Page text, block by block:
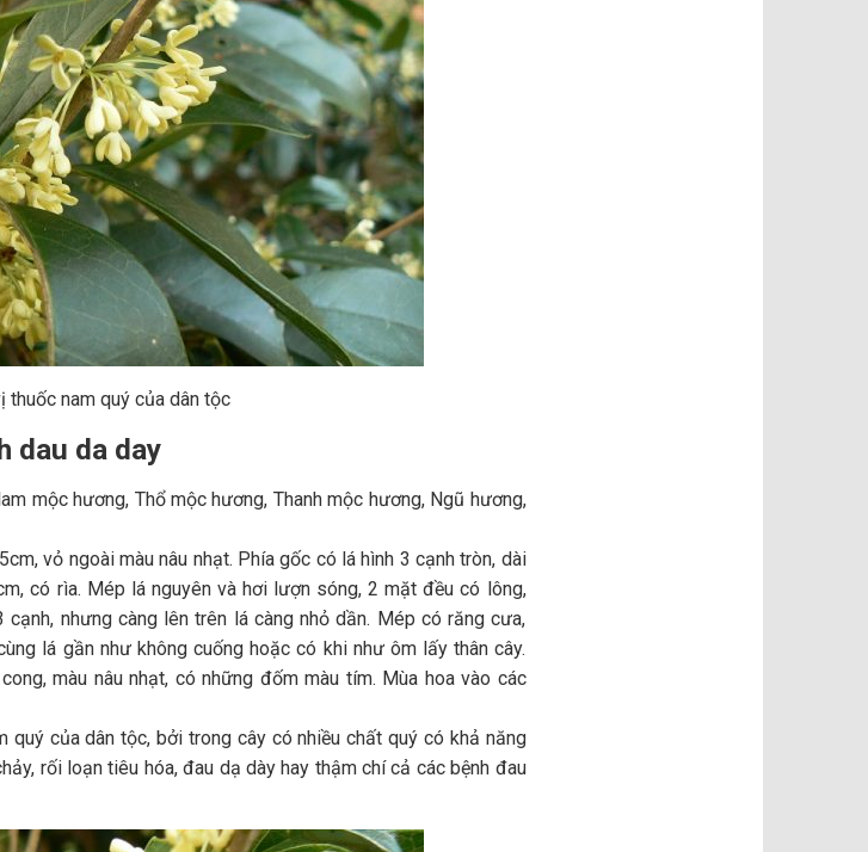
nam quý của dân tộc
dau da day
mộc hương, Thổ mộc hương, Thanh mộc hương, Ngũ hương,
vỏ ngoài màu nâu nhạt. Phía gốc có lá hình 3 cạnh tròn, dài
có rìa. Mép lá nguyên và hơi lượn sóng, 2 mặt đều có lông,
nhưng càng lên trên lá càng nhỏ dần. Mép có răng cưa,
lá gần như không cuống hoặc có khi như ôm lấy thân cây.
màu nâu nhạt, có những đốm màu tím. Mùa hoa vào các
của dân tộc, bởi trong cây có nhiều chất quý có khả năng
rối loạn tiêu hóa, đau dạ dày hay thậm chí cả các bệnh đau